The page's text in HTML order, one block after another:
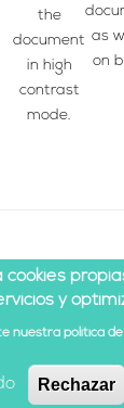
the
document
in high
contrast
mode.
as
on
derechos
|
cookies
y
nuestra política de
Rechazar